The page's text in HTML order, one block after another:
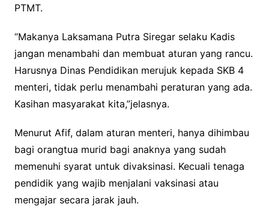
PTMT.
“Makanya Laksamana Putra Siregar selaku Kadis
jangan menambahi dan membuat aturan yang rancu.
Harusnya Dinas Pendidikan merujuk kepada SKB 4
menteri, tidak perlu menambahi peraturan yang ada.
Kasihan masyarakat kita,”jelasnya.
Menurut Afif, dalam aturan menteri, hanya dihimbau
bagi orangtua murid bagi anaknya yang sudah
memenuhi syarat untuk divaksinasi. Kecuali tenaga
pendidik yang wajib menjalani vaksinasi atau
mengajar secara jarak jauh.